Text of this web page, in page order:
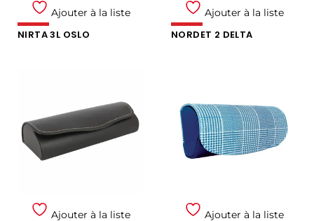
Ajouter à la liste
NIRTA 3L OSLO
Ajouter à la liste
NORDET 2 DELTA
Ajouter à la liste Ajouter à la liste